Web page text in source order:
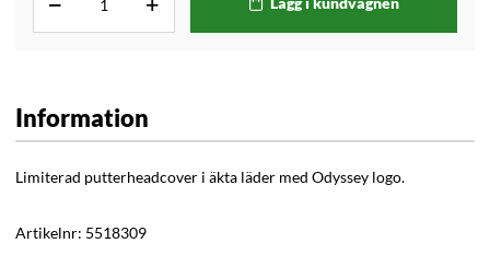
Information
Limiterad putterheadcover i äkta läder med Odyssey logo.
Artikelnr: 5518309